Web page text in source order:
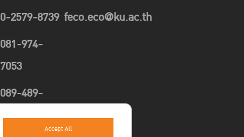
0-2579-8739
081-974-
7053
089-489-
1635
feco.eco@ku.ac.th
Accept All